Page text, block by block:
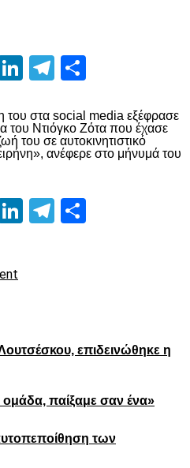
LinkedIn
Telegram
του στα social media εξέφρασε
του Ντιόγκο Ζότα που έχασε
του σε αυτοκινητιστικό
ανέφερε στο μήνυμά του
LinkedIn
Telegram
επιδεινώθηκε η
ομάδα, παίξαμε σαν ένα»
των